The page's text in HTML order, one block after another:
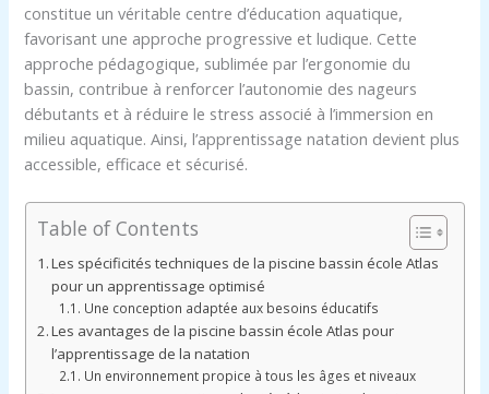
constitue un véritable centre d’éducation aquatique,
favorisant une approche progressive et ludique. Cette
approche pédagogique, sublimée par l’ergonomie du
bassin, contribue à renforcer l’autonomie des nageurs
débutants et à réduire le stress associé à l’immersion en
milieu aquatique. Ainsi, l’apprentissage natation devient plus
accessible, efficace et sécurisé.
Table of Contents
Les spécificités techniques de la piscine bassin école Atlas
pour un apprentissage optimisé
Une conception adaptée aux besoins éducatifs
Les avantages de la piscine bassin école Atlas pour
l’apprentissage de la natation
Un environnement propice à tous les âges et niveaux